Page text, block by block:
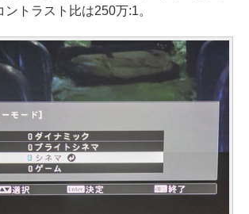
トラスト比は250万:1。